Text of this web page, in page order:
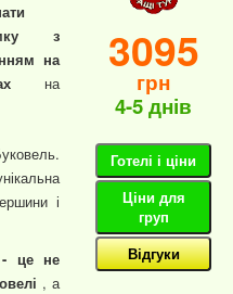
з
на
на
і
- це не
, а
3095
грн
4-5 днів
Готелі і ціни
Ціни для
груп
Відгуки